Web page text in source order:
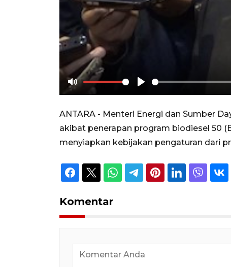
Mute Play
ANTARA - Menteri Energi dan Sumber
akibat penerapan program biodiesel 50
menyiapkan kebijakan pengaturan dari
Komentar